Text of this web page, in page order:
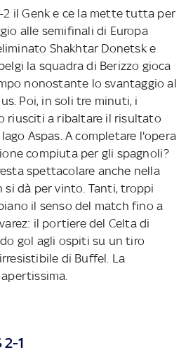
il Genk e ce la mette tutta per
alle semifinali di Europa
Shakhtar Donetsk e
la squadra di Berizzo gioca
nonostante lo svantaggio al
Poi, in soli tre minuti, i
riusciti a ribaltare il risultato
Aspas. A completare l'opera
compiuta per gli spagnoli?
spettacolare anche nella
si dà per vinto. Tanti, troppi
il senso del match fino a
il portiere del Celta di
gol agli ospiti su un tiro
di Buffel. La
2-1